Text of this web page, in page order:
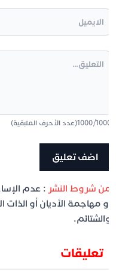
/
1000(عدد الأحرف المتبقية)
شروط النشر: عدم
مهاجمة الأديان أو الذات
تعليقات